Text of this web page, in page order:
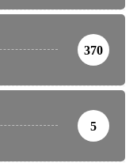
370
5